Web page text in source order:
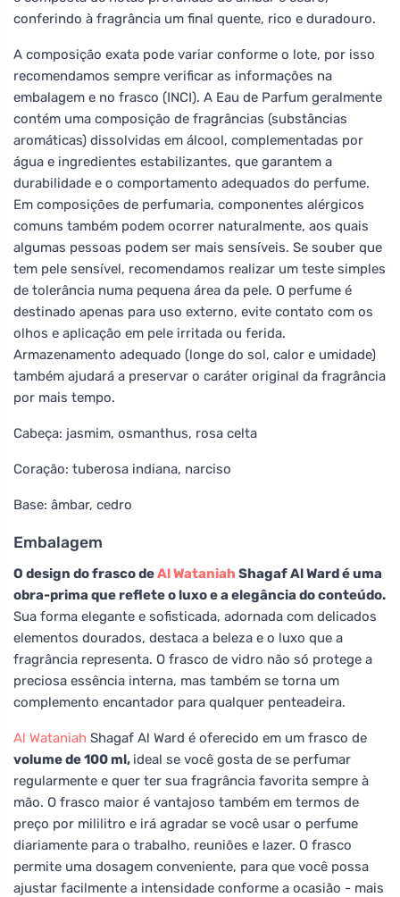
conferindo à fragrância um final quente, rico e duradouro.
A composição exata pode variar conforme o lote, por isso
recomendamos sempre verificar as informações na
embalagem e no frasco (INCI). A Eau de Parfum geralmente
contém uma composição de fragrâncias (substâncias
aromáticas) dissolvidas em álcool, complementadas por
água e ingredientes estabilizantes, que garantem a
durabilidade e o comportamento adequados do perfume.
Em composições de perfumaria, componentes alérgicos
comuns também podem ocorrer naturalmente, aos quais
algumas pessoas podem ser mais sensíveis. Se souber que
tem pele sensível, recomendamos realizar um teste simples
de tolerância numa pequena área da pele. O perfume é
destinado apenas para uso externo, evite contato com os
olhos e aplicação em pele irritada ou ferida.
Armazenamento adequado (longe do sol, calor e umidade)
também ajudará a preservar o caráter original da fragrância
por mais tempo.
Cabeça: jasmim, osmanthus, rosa celta
Coração: tuberosa indiana, narciso
Base: âmbar, cedro
Embalagem
O design do frasco deAl Wataniah Shagaf Al Ward é uma
obra-prima que reflete o luxo e a elegância do conteúdo.
Sua forma elegante e sofisticada, adornada com delicados
elementos dourados, destaca a beleza e o luxo que a
fragrância representa. O frasco de vidro não só protege a
preciosa essência interna, mas também se torna um
complemento encantador para qualquer penteadeira.
Al Wataniah Shagaf Al Ward é oferecido em um frasco de
volume de 100 ml, ideal se você gosta de se perfumar
regularmente e quer ter sua fragrância favorita sempre à
mão. O frasco maior é vantajoso também em termos de
preço por mililitro e irá agradar se você usar o perfume
diariamente para o trabalho, reuniões e lazer. O frasco
permite uma dosagem conveniente, para que você possa
ajustar facilmente a intensidade conforme a ocasião - mais